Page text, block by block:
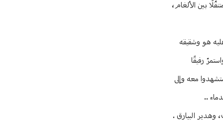
بين الألغام،
هو وشقيقه
رفيقًا
معه وإلى
..
وهدير البيارق .